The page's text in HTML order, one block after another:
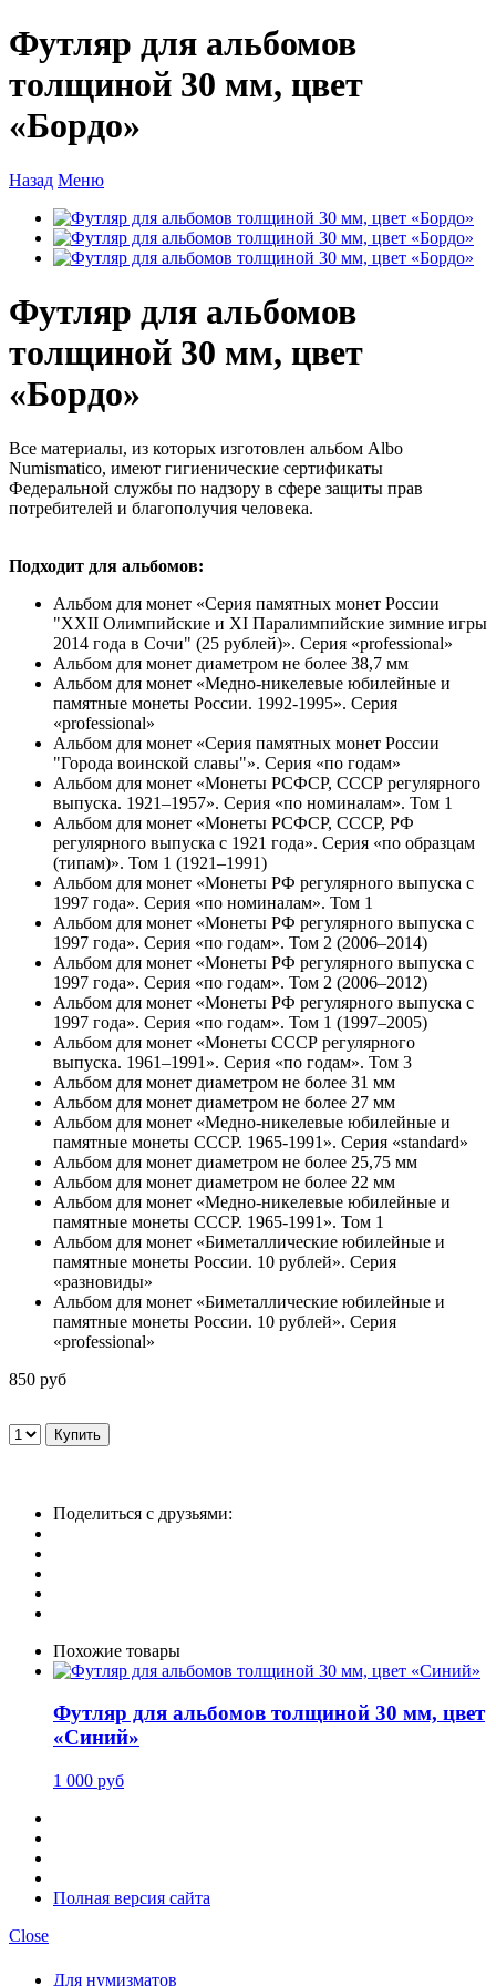
Футляр для альбомов
толщиной 30 мм, цвет
«Бордо»
Назад Меню
Футляр для альбомов
толщиной 30 мм, цвет
«Бордо»
Все материалы, из которых изготовлен альбом Albo
Numismatico, имеют гигиенические сертификаты
Федеральной службы по надзору в сфере защиты прав
потребителей и благополучия человека.
Подходит для альбомов:
Альбом для монет «Серия памятных монет России
"XXII Олимпийские и XI Паралимпийские зимние игры
2014 года в Сочи" (25 рублей)». Серия «professional»
Альбом для монет диаметром не более 38,7 мм
Альбом для монет «Медно-никелевые юбилейные и
памятные монеты России. 1992-1995». Серия
«professional»
Альбом для монет «Серия памятных монет России
"Города воинской славы"». Серия «по годам»
Альбом для монет «Монеты РСФСР, СССР регулярного
выпуска. 1921–1957». Серия «по номиналам». Том 1
Альбом для монет «Монеты РСФСР, СССР, РФ
регулярного выпуска с 1921 года». Серия «по образцам
(типам)». Том 1 (1921–1991)
Альбом для монет «Монеты РФ регулярного выпуска с
1997 года». Серия «по номиналам». Том 1
Альбом для монет «Монеты РФ регулярного выпуска с
1997 года». Серия «по годам». Том 2 (2006–2014)
Альбом для монет «Монеты РФ регулярного выпуска с
1997 года». Серия «по годам». Том 2 (2006–2012)
Альбом для монет «Монеты РФ регулярного выпуска с
1997 года». Серия «по годам». Том 1 (1997–2005)
Альбом для монет «Монеты СССР регулярного
выпуска. 1961–1991». Серия «по годам». Том 3
Альбом для монет диаметром не более 31 мм
Альбом для монет диаметром не более 27 мм
Альбом для монет «Медно-никелевые юбилейные и
памятные монеты СССР. 1965-1991». Серия «standard»
Альбом для монет диаметром не более 25,75 мм
Альбом для монет диаметром не более 22 мм
Альбом для монет «Медно-никелевые юбилейные и
памятные монеты СССР. 1965-1991». Том 1
Альбом для монет «Биметаллические юбилейные и
памятные монеты России. 10 рублей». Серия
«разновиды»
Альбом для монет «Биметаллические юбилейные и
памятные монеты России. 10 рублей». Серия
«professional»
850 руб
Поделиться с друзьями:
Похожие товары
Футляр для альбомов толщиной 30 мм, цвет
«Синий»
1 000 руб
Полная версия сайта
Close
Для нумизматов